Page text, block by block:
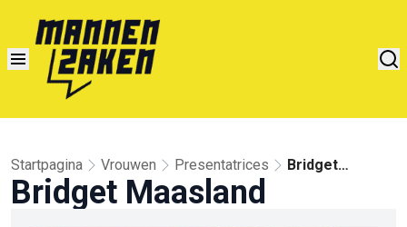
Startpagina Vrouwen Presentatrices
Bridget
Bridget Maasland